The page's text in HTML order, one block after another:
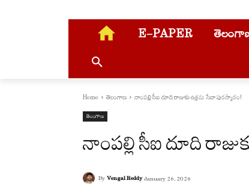
E-PAPER
Home తెలంగాణ నాంపల్లి సీఐ దూది రాజుకు ఉత్తమ సేవా పురస్కారం!
తెలంగాణ
నాంపల్లి సీఐ దూది
By Vengal Reddy January 26, 2026